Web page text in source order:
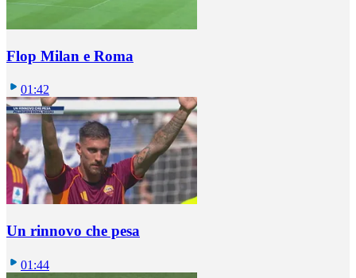
Flop Milan e Roma
01:42
Un rinnovo che pesa
01:44